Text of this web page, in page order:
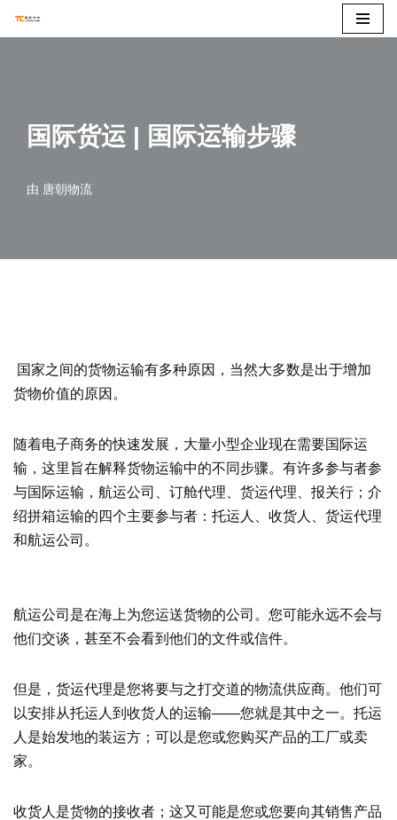
国际货运 | 国际运输步骤
由 唐朝物流
国家之间的货物运输有多种原因，当然大多数是出于增加
货物价值的原因。
随着电子商务的快速发展，大量小型企业现在需要国际运
输，这里旨在解释货物运输中的不同步骤。有许多参与者参
与国际运输，航运公司、订舱代理、货运代理、报关行；介
绍拼箱运输的四个主要参与者：托运人、收货人、货运代理
和航运公司。
航运公司是在海上为您运送货物的公司。您可能永远不会与
他们交谈，甚至不会看到他们的文件或信件。
但是，货运代理是您将要与之打交道的物流供应商。他们可
以安排从托运人到收货人的运输——您就是其中之一。托运
人是始发地的装运方；可以是您或您购买产品的工厂或卖
家。
收货人是货物的接收者；这又可能是您或您要向其销售产品